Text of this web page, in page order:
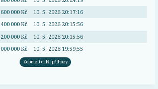
600 000 Kč
10. 5. 2026 20:17:16
400 000 Kč
10. 5. 2026 20:15:56
200 000 Kč
10. 5. 2026 20:15:56
000 000 Kč
10. 5. 2026 19:59:55
Zobrazit další příhozy